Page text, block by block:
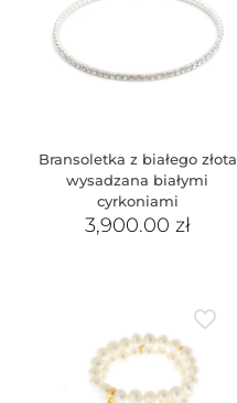
Bransoletka z białego złota
wysadzana białymi
cyrkoniami
3,900.00 zł